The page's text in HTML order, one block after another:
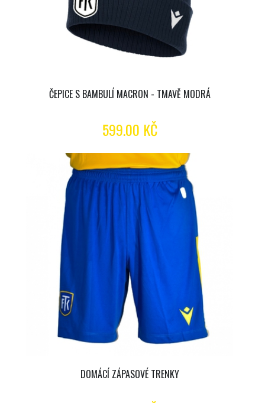
ČEPICE S BAMBULÍ MACRON - TMAVĚ MODRÁ
599.00 KČ
DOMÁCÍ ZÁPASOVÉ TRENKY